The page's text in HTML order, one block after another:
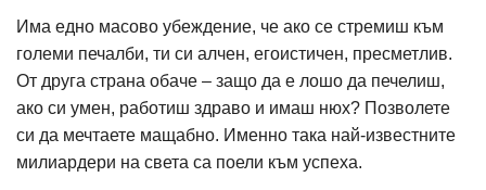
Има едно масово убеждение, че ако се стремиш към
големи печалби, ти си алчен, егоистичен, пресметлив.
От друга страна обаче – защо да е лошо да печелиш,
ако си умен, работиш здраво и имаш нюх? Позволете
си да мечтаете мащабно. Именно така най-известните
милиардери на света са поели към успеха.